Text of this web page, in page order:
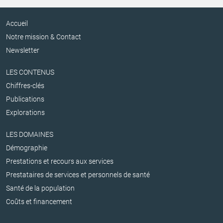
Accueil
Notre mission & Contact
Newsletter
LES CONTENUS
Chiffres-clés
Publications
Explorations
LES DOMAINES
Démographie
Prestations et recours aux services
Prestataires de services et personnels de santé
Santé de la population
Coûts et financement